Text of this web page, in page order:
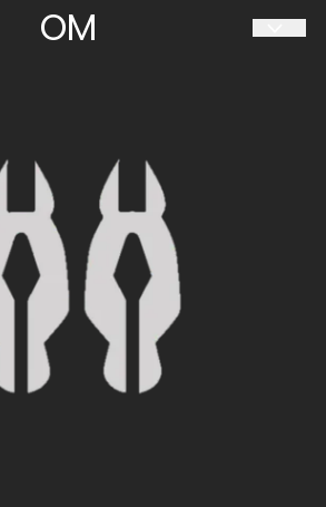
OM
Org. nr. 997 094 034
Tlf: 480 60 063
sorlandet@hestiia.no